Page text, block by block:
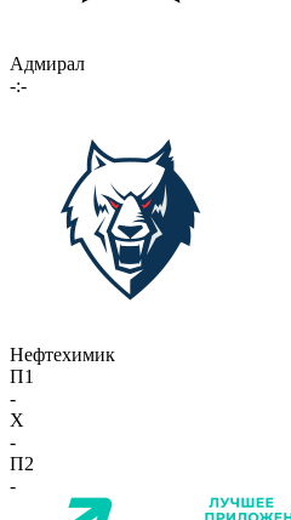
Адмирал
-:-
Нефтехимик
П1
-
X
-
П2
-